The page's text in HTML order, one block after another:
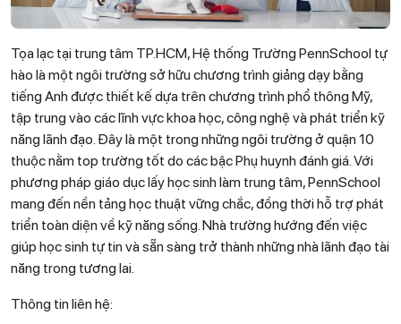
Tọa lạc tại trung tâm TP.HCM, Hệ thống Trường PennSchool tự
hào là một ngôi trường sở hữu chương trình giảng dạy bằng
tiếng Anh được thiết kế dựa trên chương trình phổ thông Mỹ,
tập trung vào các lĩnh vực khoa học, công nghệ và phát triển kỹ
năng lãnh đạo. Đây là một trong những ngôi trường ở quận 10
thuộc nằm top trường tốt do các bậc Phụ huynh đánh giá. Với
phương pháp giáo dục lấy học sinh làm trung tâm, PennSchool
mang đến nền tảng học thuật vững chắc, đồng thời hỗ trợ phát
triển toàn diện về kỹ năng sống. Nhà trường hướng đến việc
giúp học sinh tự tin và sẵn sàng trở thành những nhà lãnh đạo tài
năng trong tương lai.
Thông tin liên hệ: